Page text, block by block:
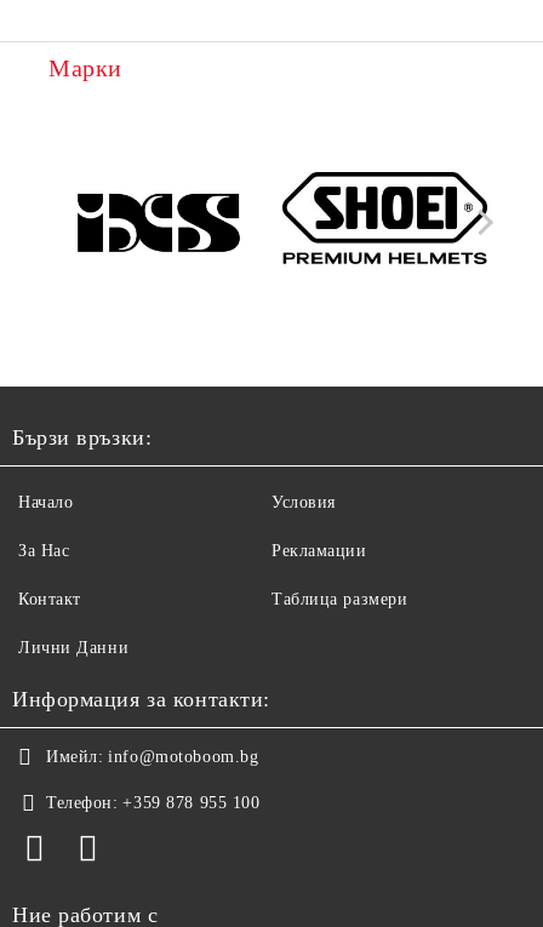
Марки
Бързи връзки:
Начало
За Нас
Контакт
Лични Данни
Условия
Рекламации
Таблица размери
Информация за контакти:
Имейл: info@motoboom.bg
Телефон: +359 878 955 100
Ние работим с